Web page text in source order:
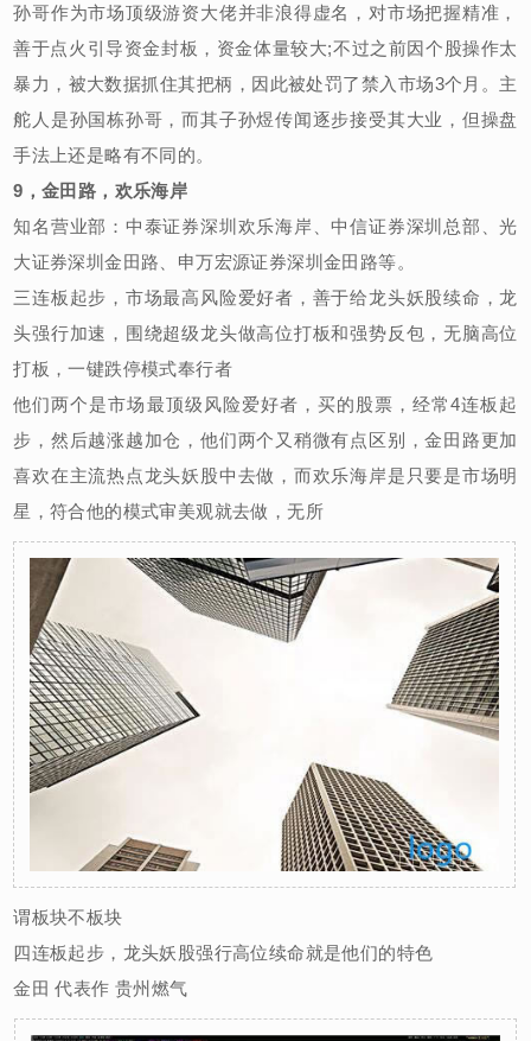
孙哥作为市场顶级游资大佬并非浪得虚名，对市场把握精准，
善于点火引导资金封板，资金体量较大;不过之前因个股操作太
暴力，被大数据抓住其把柄，因此被处罚了禁入市场3个月。主
舵人是孙国栋孙哥，而其子孙煜传闻逐步接受其大业，但操盘
手法上还是略有不同的。
9，金田路，欢乐海岸
知名营业部：中泰证券深圳欢乐海岸、中信证券深圳总部、光
大证券深圳金田路、申万宏源证券深圳金田路等。
三连板起步，市场最高风险爱好者，善于给龙头妖股续命，龙
头强行加速，围绕超级龙头做高位打板和强势反包，无脑高位
打板，一键跌停模式奉行者
他们两个是市场最顶级风险爱好者，买的股票，经常4连板起
步，然后越涨越加仓，他们两个又稍微有点区别，金田路更加
喜欢在主流热点龙头妖股中去做，而欢乐海岸是只要是市场明
星，符合他的模式审美观就去做，无所
谓板块不板块
四连板起步，龙头妖股强行高位续命就是他们的特色
金田 代表作 贵州燃气